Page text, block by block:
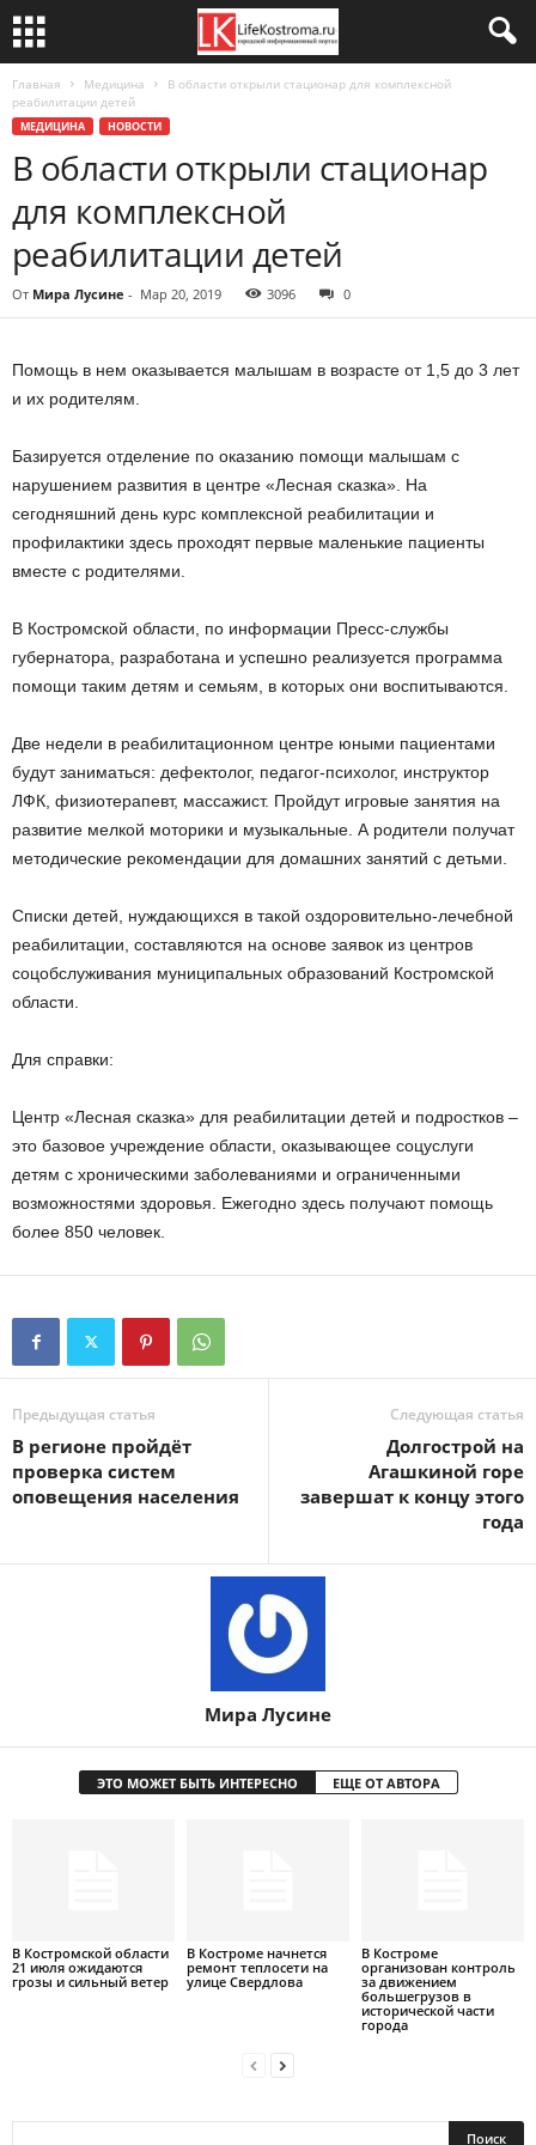
Главная Медицина
В области открыли стационар для комплексной
реабилитации детей
МЕДИЦИНА НОВОСТИ
В области открыли стационар
для комплексной
реабилитации детей
От Мира Лусине - Мар 20, 2019 3096 0
Помощь в нем оказывается малышам в возрасте от 1,5 до 3 лет
и их родителям.
Базируется отделение по оказанию помощи малышам с
нарушением развития в центре «Лесная сказка». На
сегодняшний день курс комплексной реабилитации и
профилактики здесь проходят первые маленькие пациенты
вместе с родителями.
В Костромской области, по информации Пресс-службы
губернатора, разработана и успешно реализуется программа
помощи таким детям и семьям, в которых они воспитываются.
Две недели в реабилитационном центре юными пациентами
будут заниматься: дефектолог, педагог-психолог, инструктор
ЛФК, физиотерапевт, массажист. Пройдут игровые занятия на
развитие мелкой моторики и музыкальные. А родители получат
методические рекомендации для домашних занятий с детьми.
Списки детей, нуждающихся в такой оздоровительно-лечебной
реабилитации, составляются на основе заявок из центров
соцобслуживания муниципальных образований Костромской
области.
Для справки:
Центр «Лесная сказка» для реабилитации детей и подростков –
это базовое учреждение области, оказывающее соцуслуги
детям с хроническими заболеваниями и ограниченными
возможностями здоровья. Ежегодно здесь получают помощь
более 850 человек.
Предыдущая статья
В регионе пройдёт
проверка систем
оповещения населения
Следующая статья
Долгострой на
Агашкиной горе
завершат к концу этого
года
Мира Лусине
ЭТО МОЖЕТ БЫТЬ ИНТЕРЕСНО ЕЩЕ ОТ АВТОРА
В Костромской области
21 июля ожидаются
грозы и сильный ветер
В Костроме начнется
ремонт теплосети на
улице Свердлова
В Костроме
организован контроль
за движением
большегрузов в
исторической части
города